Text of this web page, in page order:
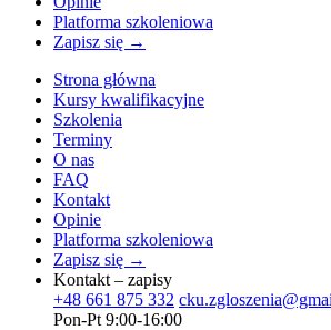
Platforma szkoleniowa
Zapisz się →
Strona główna
Kursy kwalifikacyjne
Szkolenia
Terminy
O nas
FAQ
Kontakt
Opinie
Platforma szkoleniowa
Zapisz się →
Kontakt – zapisy
+48 661 875 332
Pon-Pt 9:00-16:00